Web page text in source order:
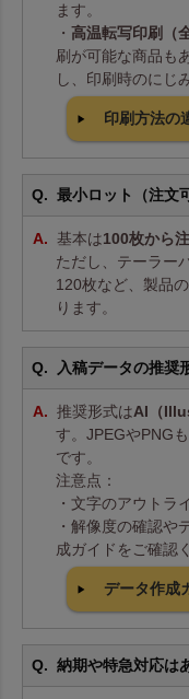
ます。
・ 高温転写印刷（
刷が可能な商品も
し、印刷時のにじ
印刷方法の
最小ロット（注文
基本は100枚から
ただし、テーラー
120枚など、製品
ります。
入稿データの推奨
推奨形式はAI（
す。JPEGやPNG
です。
注意点：
・文字のアウトラ
・解像度の確認や
成ガイドをご確認
データ作成
納期や特急対応は